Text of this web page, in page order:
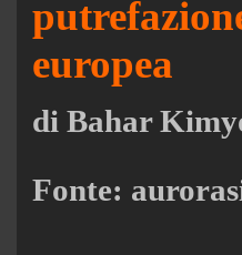
europea
di Bahar
Fonte: